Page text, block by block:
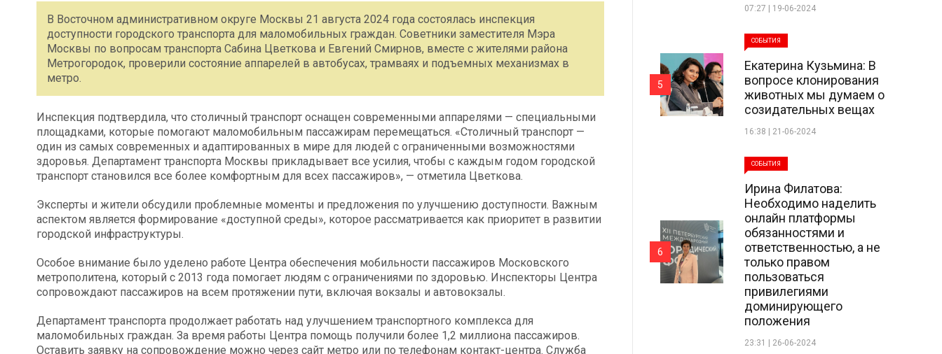
В Восточном административном округе Москвы 21 августа 2024 года состоялась инспекция
доступности городского транспорта для маломобильных граждан. Советники заместителя Мэра
Москвы по вопросам транспорта Сабина Цветкова и Евгений Смирнов, вместе с жителями района
Метрогородок, проверили состояние аппарелей в автобусах, трамваях и подъемных механизмах в
метро.
Инспекция подтвердила, что столичный транспорт оснащен современными аппарелями — специальными
площадками, которые помогают маломобильным пассажирам перемещаться. «Столичный транспорт —
один из самых современных и адаптированных в мире для людей с ограниченными возможностями
здоровья. Департамент транспорта Москвы прикладывает все усилия, чтобы с каждым годом городской
транспорт становился все более комфортным для всех пассажиров», — отметила Цветкова.
Эксперты и жители обсудили проблемные моменты и предложения по улучшению доступности. Важным
аспектом является формирование «доступной среды», которое рассматривается как приоритет в развитии
городской инфраструктуры.
Особое внимание было уделено работе Центра обеспечения мобильности пассажиров Московского
метрополитена, который с 2013 года помогает людям с ограничениями по здоровью. Инспекторы Центра
сопровождают пассажиров на всем протяжении пути, включая вокзалы и автовокзалы.
Департамент транспорта продолжает работать над улучшением транспортного комплекса для
маломобильных граждан. За время работы Центра помощь получили более 1,2 миллиона пассажиров.
Оставить заявку на сопровождение можно через сайт метро или по телефонам контакт-центра. Служба
07:27 | 19-06-2024
СОБЫТИЯ
Екатерина Кузьмина: В
вопросе клонирования
животных мы думаем о
созидательных вещах
16:38 | 21-06-2024
5
СОБЫТИЯ
Ирина Филатова:
Необходимо наделить
онлайн платформы
обязанностями и
ответственностью, а не
только правом
пользоваться
привилегиями
доминирующего
положения
23:31 | 26-06-2024
6